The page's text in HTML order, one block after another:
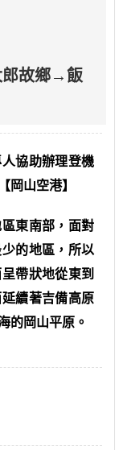
郎故鄉→飯
協助辦理登機
岡山空港】
東南部，面對
的地區，所以
帶狀地從東到
續著吉備高原
的岡山平原。